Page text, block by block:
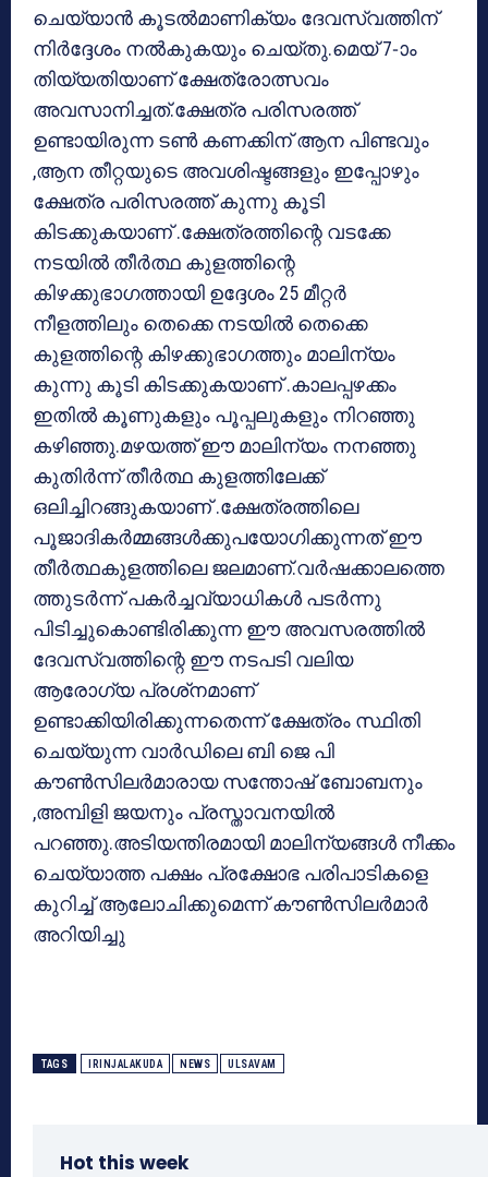
ചെയ്യാന്‍ കൂടല്‍മാണിക്യം ദേവസ്വത്തിന്
നിര്‍ദ്ദേശം നല്‍കുകയും ചെയ്തു.മെയ് 7-ാം
തിയ്യതിയാണ് ക്ഷേത്രോത്സവം
അവസാനിച്ചത്.ക്ഷേത്ര പരിസരത്ത്
ഉണ്ടായിരുന്ന ടണ്‍ കണക്കിന് ആന പിണ്ടവും
,ആന തീറ്റയുടെ അവശിഷ്ടങ്ങളും ഇപ്പോഴും
ക്ഷേത്ര പരിസരത്ത് കുന്നു കൂടി
കിടക്കുകയാണ് .ക്ഷേത്രത്തിന്റെ വടക്കേ
നടയില്‍ തീര്‍ത്ഥ കുളത്തിന്റെ
കിഴക്കുഭാഗത്തായി ഉദ്ദേശം 25 മീറ്റര്‍
നീളത്തിലും തെക്കെ നടയില്‍ തെക്കെ
കുളത്തിന്റെ കിഴക്കുഭാഗത്തും മാലിന്യം
കുന്നു കൂടി കിടക്കുകയാണ് .കാലപ്പഴക്കം
ഇതില്‍ കൂണുകളും പൂപ്പലുകളും നിറഞ്ഞു
കഴിഞ്ഞു.മഴയത്ത് ഈ മാലിന്യം നനഞ്ഞു
കുതിര്‍ന്ന് തീര്‍ത്ഥ കുളത്തിലേക്ക്
ഒലിച്ചിറങ്ങുകയാണ് .ക്ഷേത്രത്തിലെ
പൂജാദികര്‍മ്മങ്ങള്‍ക്കുപയോഗിക്കുന്നത് ഈ
തീര്‍ത്ഥകുളത്തിലെ ജലമാണ്.വര്‍ഷക്കാലത്തെ
ത്തുടര്‍ന്ന് പകര്‍ച്ചവ്യാധികള്‍ പടര്‍ന്നു
പിടിച്ചുകൊണ്ടിരിക്കുന്ന ഈ അവസരത്തില്‍
ദേവസ്വത്തിന്റെ ഈ നടപടി വലിയ
ആരോഗ്യ പ്രശ്‌നമാണ്
ഉണ്ടാക്കിയിരിക്കുന്നതെന്ന് ക്ഷേത്രം സ്ഥിതി
ചെയ്യുന്ന വാര്‍ഡിലെ ബി ജെ പി
കൗണ്‍സിലര്‍മാരായ സന്തോഷ് ബോബനും
,അമ്പിളി ജയനും പ്രസ്താവനയില്‍
പറഞ്ഞു.അടിയന്തിരമായി മാലിന്യങ്ങള്‍ നീക്കം
ചെയ്യാത്ത പക്ഷം പ്രക്ഷോഭ പരിപാടികളെ
കുറിച്ച് ആലോചിക്കുമെന്ന് കൗണ്‍സിലര്‍മാര്‍
അറിയിച്ചു
TAGS IRINJALAKUDA NEWS ULSAVAM
Hot this week